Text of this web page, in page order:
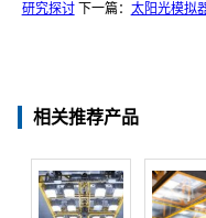
研究探讨下一篇： 太阳光模拟
相关推荐产品